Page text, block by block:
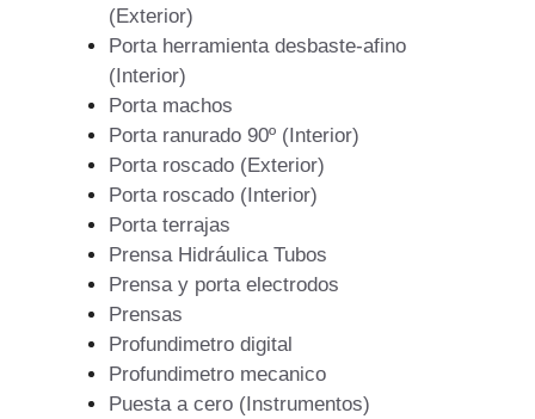
(Exterior)
Porta herramienta desbaste-afino
(Interior)
Porta machos
Porta ranurado 90º (Interior)
Porta roscado (Exterior)
Porta roscado (Interior)
Porta terrajas
Prensa Hidráulica Tubos
Prensa y porta electrodos
Prensas
Profundimetro digital
Profundimetro mecanico
Puesta a cero (Instrumentos)